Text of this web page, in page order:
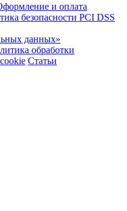
и оплата
безопасности PCI DSS
данных»
обработки
Статьи